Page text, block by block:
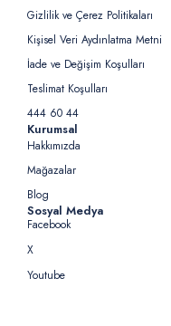
Gizlilik ve Çerez Politikaları
Kişisel Veri Aydınlatma Metni
İade ve Değişim Koşulları
Teslimat Koşulları
444 60 44
Kurumsal
Hakkımızda
Mağazalar
Blog
Sosyal Medya
Facebook
X
Youtube